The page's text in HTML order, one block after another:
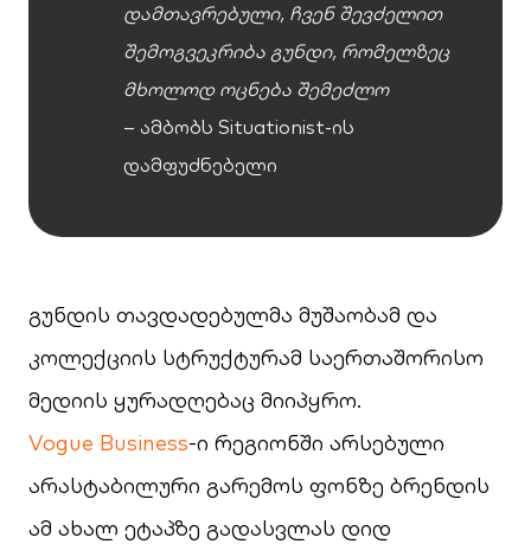
დამთავრებული, ჩვენ შევძელით
შემოგვეკრიბა გუნდი, რომელზეც
მხოლოდ ოცნება შემეძლო
– ამბობს Situationist-ის
დამფუძნებელი
გუნდის თავდადებულმა მუშაობამ და
კოლექციის სტრუქტურამ საერთაშორისო
მედიის ყურადღებაც მიიპყრო.
Vogue Business-ი რეგიონში არსებული
არასტაბილური გარემოს ფონზე ბრენდის
ამ ახალ ეტაპზე გადასვლას დიდ